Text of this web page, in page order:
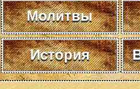
Молитвы
История